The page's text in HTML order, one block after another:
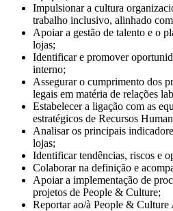
Impulsionar a cultura
trabalho inclusivo, alinhado
Apoiar a gestão de talento e o
lojas;
Identificar e promover
interno;
Assegurar o cumprimento dos
legais em matéria de relações
Estabelecer a ligação com as
estratégicos de Recursos
Analisar os principais
lojas;
Identificar tendências, riscos e
Colaborar na definição e
Apoiar a implementação de
projetos de People & Culture;
Reportar ao/à People & Culture